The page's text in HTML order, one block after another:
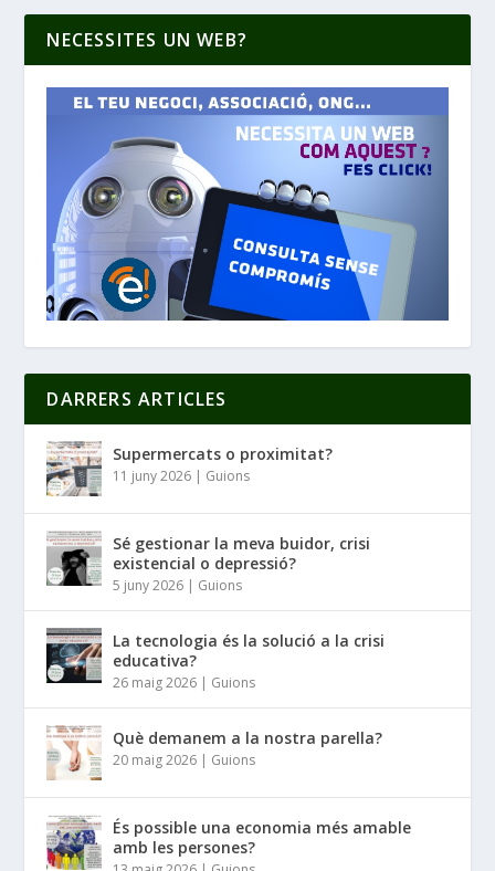
NECESSITES UN WEB?
DARRERS ARTICLES
Supermercats o proximitat?
11 juny 2026 | Guions
Sé gestionar la meva buidor, crisi
existencial o depressió?
5 juny 2026 | Guions
La tecnologia és la solució a la crisi
educativa?
26 maig 2026 | Guions
Què demanem a la nostra parella?
20 maig 2026 | Guions
És possible una economia més amable
amb les persones?